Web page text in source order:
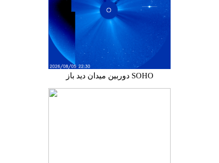
دوربین میدان دید باز SOHO